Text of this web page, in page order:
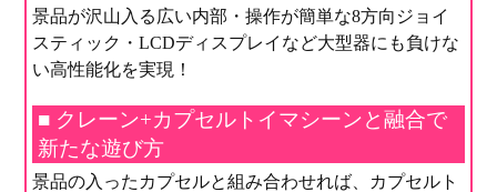
景品が沢山入る広い内部・操作が簡単な8方向ジョイ
スティック・LCDディスプレイなど大型器にも負けな
い高性能化を実現！
■ クレーン+カプセルトイマシーンと融合で
新たな遊び方
景品の入ったカプセルと組み合わせれば、カプセルト